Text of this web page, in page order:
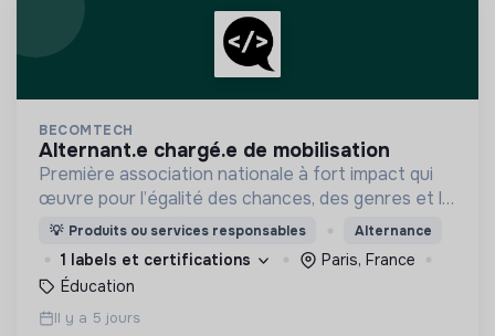
BECOMTECH
alternant.e chargé.e de mobilisation
Première association nationale à fort impact qui
œuvre pour l’égalité des chances, des genres et la
mixité du numérique en initiant les filles et les
femmes de 14 à 25 ans aux métiers du digital.
💡 Produits ou services responsables Alternance
1 labels et certifications
Paris, France
Éducation
Il y a 5 jours